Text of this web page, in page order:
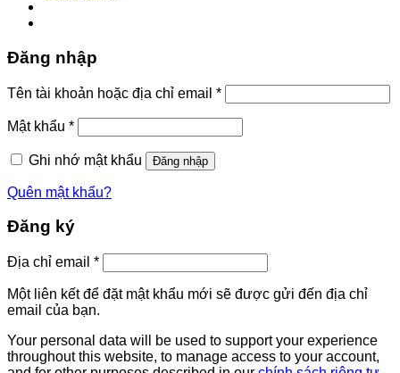
Đăng nhập
Tên tài khoản hoặc địa chỉ email *Bắt
buộc
Mật khẩu *Bắt
buộc
Ghi nhớ mật khẩu
Đăng nhập
Quên mật khẩu?
Đăng ký
Địa chỉ email *Bắt
buộc
Một liên kết để đặt mật khẩu mới sẽ được gửi đến địa chỉ
email của bạn.
Your personal data will be used to support your experience
throughout this website, to manage access to your account,